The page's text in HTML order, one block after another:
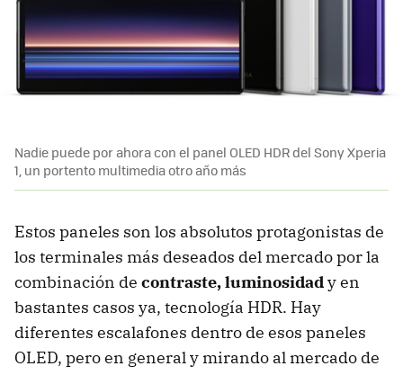
Nadie puede por ahora con el panel OLED HDR del Sony Xperia
1, un portento multimedia otro año más
Estos paneles son los absolutos protagonistas de
los terminales más deseados del mercado por la
combinación de contraste, luminosidady en
bastantes casos ya, tecnología HDR. Hay
diferentes escalafones dentro de esos paneles
OLED, pero en general y mirando al mercado de